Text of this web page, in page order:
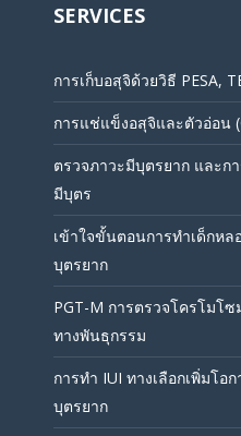
SERVICES
การเก็บอสุจิด้วยวิธี PESA,
การแช่แข็งอสุจิและตัวอ่อน
ตรวจภาวะมีบุตรยาก และก
มีบุตร
เข้าใจขั้นตอนการทำเด็กหล
บุตรยาก
PGT-M การตรวจโครโมโ
ทางพันธุกรรม
การทำ IUI ทางเลือกเพิ่มโ
บุตรยาก